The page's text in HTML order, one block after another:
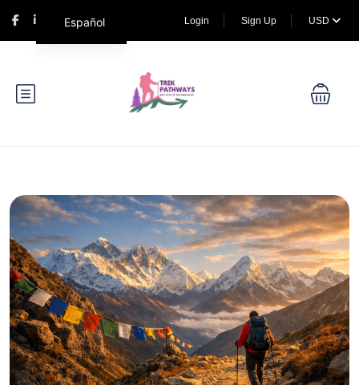
Login Sign Up USD
Español